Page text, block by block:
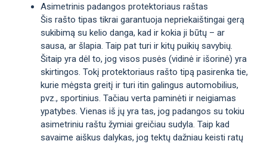
Asimetrinis padangos protektoriaus raštas
Šis rašto tipas tikrai garantuoja nepriekaištingai gerą
sukibimą su kelio danga, kad ir kokia ji būtų – ar
sausa, ar šlapia. Taip pat turi ir kitų puikių savybių.
Šitaip yra dėl to, jog visos pusės (vidinė ir išorinė) yra
skirtingos. Tokį protektoriaus rašto tipą pasirenka tie,
kurie mėgsta greitį ir turi itin galingus automobilius,
pvz., sportinius. Tačiau verta paminėti ir neigiamas
ypatybes. Vienas iš jų yra tas, jog padangos su tokiu
asimetriniu raštu žymiai greičiau sudyla. Taip kad
savaime aiškus dalykas, jog tektų dažniau keisti ratų